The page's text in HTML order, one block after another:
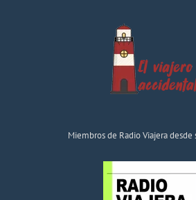
Miembros de Radio Viajera